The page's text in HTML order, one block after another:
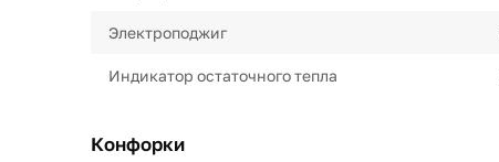
Электроподжиг
Индикатор остаточного тепла
Конфорки